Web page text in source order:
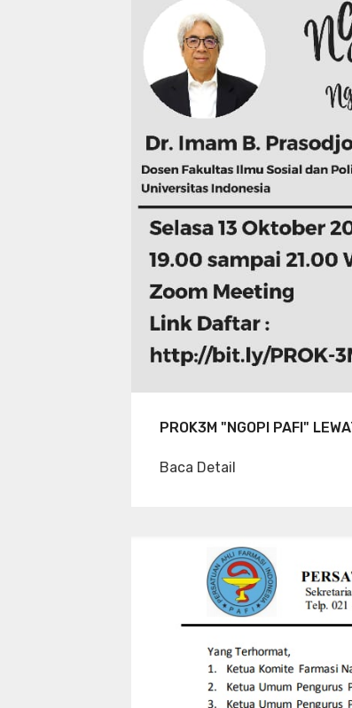
PROK3M "NGOPI PAFI"
Baca Detail